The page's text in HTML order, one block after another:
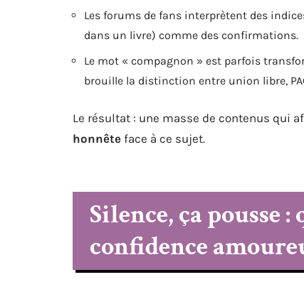
Les forums de fans interprètent des
dans un livre) comme des confirmations.
Le mot « compagnon » est parfois
brouille la distinction entre union libre,
Le résultat : une masse de contenus qui
honnête face à ce sujet.
Silence, ça pousse
confidence